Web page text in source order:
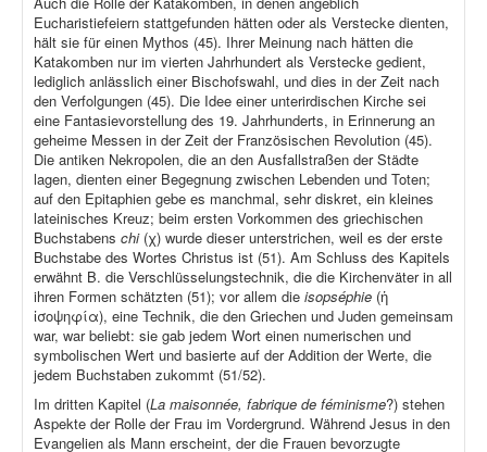
Eucharistiefeiern stattgefunden hätten oder als Verstecke dienten,
hält sie für einen Mythos (45). Ihrer Meinung nach hätten die
Katakomben nur im vierten Jahrhundert als Verstecke gedient,
lediglich anlässlich einer Bischofswahl, und dies in der Zeit nach
den Verfolgungen (45). Die Idee einer unterirdischen Kirche sei
eine Fantasievorstellung des 19. Jahrhunderts, in Erinnerung an
geheime Messen in der Zeit der Französischen Revolution (45).
Die antiken Nekropolen, die an den Ausfallstraßen der Städte
lagen, dienten einer Begegnung zwischen Lebenden und Toten;
auf den Epitaphien gebe es manchmal, sehr diskret, ein kleines
lateinisches Kreuz; beim ersten Vorkommen des griechischen
Buchstabens chi (χ) wurde dieser unterstrichen, weil es der erste
Buchstabe des Wortes Christus ist (51). Am Schluss des Kapitels
erwähnt B. die Verschlüsselungstechnik, die die Kirchenväter in all
ihren Formen schätzten (51); vor allem die isopséphie (ἡ
ἰσοψηφία), eine Technik, die den Griechen und Juden gemeinsam
war, war beliebt: sie gab jedem Wort einen numerischen und
symbolischen Wert und basierte auf der Addition der Werte, die
jedem Buchstaben zukommt (51/52).
Im dritten Kapitel (La maisonnée, fabrique de féminisme?) stehen
Aspekte der Rolle der Frau im Vordergrund. Während Jesus in den
Evangelien als Mann erscheint, der die Frauen bevorzugte